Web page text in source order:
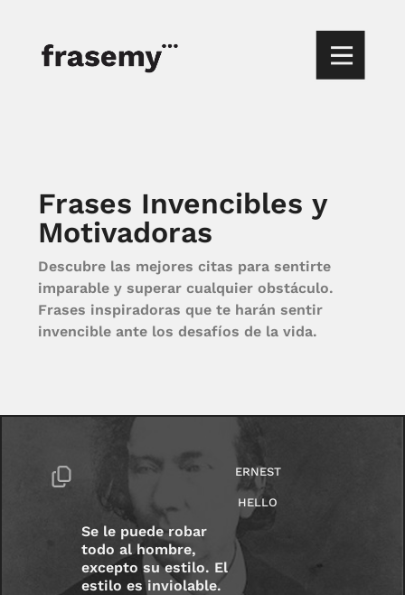
Frases Invencibles y
Motivadoras
Descubre las mejores citas para sentirte
imparable y superar cualquier obstáculo.
Frases inspiradoras que te harán sentir
invencible ante los desafíos de la vida.
Se le puede robar
todo al hombre,
excepto su estilo. El
estilo es inviolable.
ERNEST
HELLO